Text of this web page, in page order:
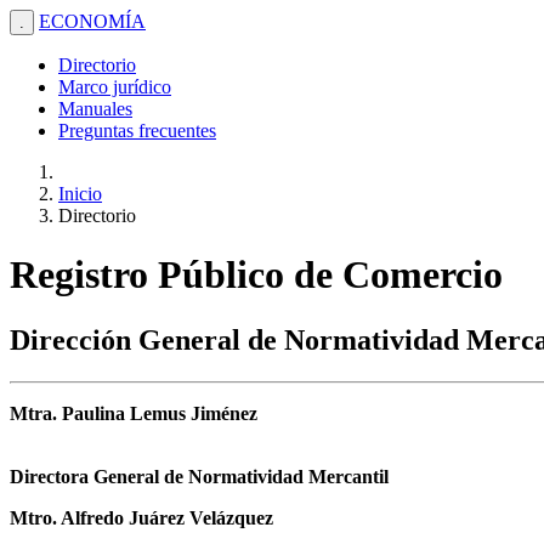
. ECONOMÍA
Directorio
Marco jurídico
Manuales
Preguntas frecuentes
Inicio
Directorio
Registro Público de Comercio
Dirección General de Normatividad
Mtra. Paulina Lemus Jiménez
Directora General de Normatividad Mercantil
Mtro. Alfredo Juárez Velázquez